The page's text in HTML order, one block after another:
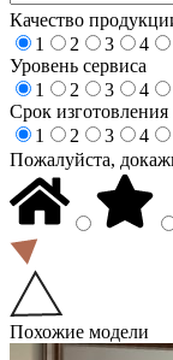
Качество
1
2 3 4
Уровень сервиса
1
2 3 4
Срок изготовления
1
2 3 4
Пожалуйста,
Похожие модели